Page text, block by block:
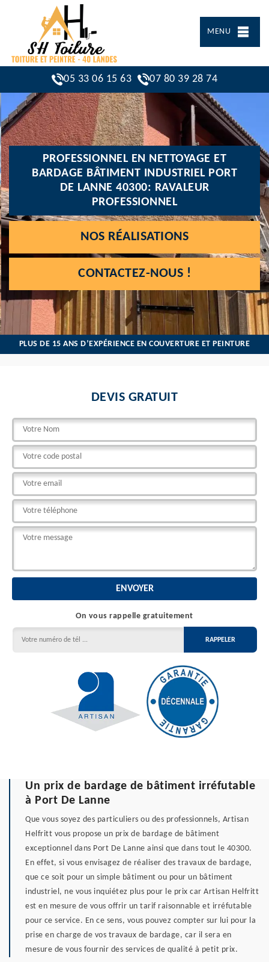
MENU
05 33 06 15 63 07 80 39 28 74
PROFESSIONNEL EN NETTOYAGE ET
BARDAGE BÂTIMENT INDUSTRIEL PORT
DE LANNE 40300: RAVALEUR
PROFESSIONNEL
NOS RÉALISATIONS
CONTACTEZ-NOUS !
PLUS DE 15 ANS D’EXPÉRIENCE EN COUVERTURE ET PEINTURE
DEVIS GRATUIT
On vous rappelle gratuitement
Un prix de bardage de bâtiment irréfutable
à Port De Lanne
Que vous soyez des particuliers ou des professionnels, Artisan
Helfritt vous propose un prix de bardage de bâtiment
exceptionnel dans Port De Lanne ainsi que dans tout le 40300.
En effet, si vous envisagez de réaliser des travaux de bardage,
que ce soit pour un simple bâtiment ou pour un bâtiment
industriel, ne vous inquiétez plus pour le prix car Artisan Helfritt
est en mesure de vous offrir un tarif raisonnable et irréfutable
pour ce service. En ce sens, vous pouvez compter sur lui pour la
prise en charge de vos travaux de bardage, car il sera en
mesure de vous fournir des services de qualité à petit prix.